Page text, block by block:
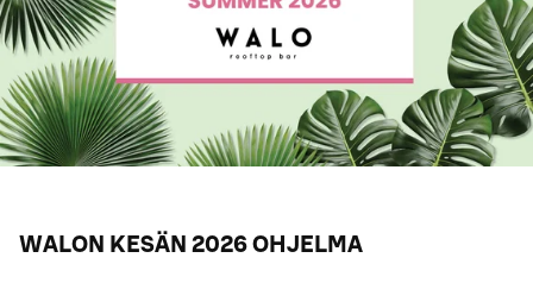
WALON KESÄN 2026 OHJELMA